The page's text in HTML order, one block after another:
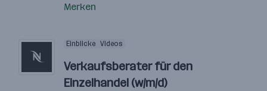
Merken
Einblicke Videos
Verkaufsberater für den
Einzelhandel (w/m/d)